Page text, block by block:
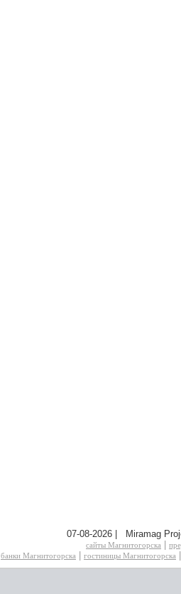
07-08-2026 | Miramag
сайты Магнитогорска
банки Магнитогорска
гостиницы Магнитогорска